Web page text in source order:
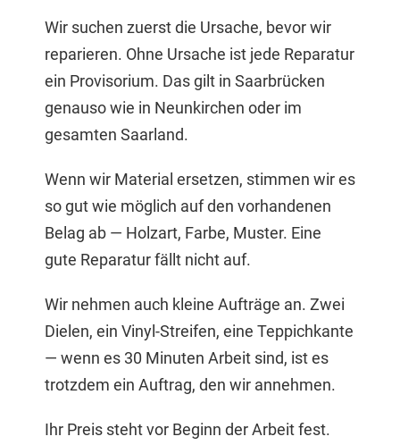
Wir suchen zuerst die Ursache, bevor wir
reparieren. Ohne Ursache ist jede Reparatur
ein Provisorium. Das gilt in Saarbrücken
genauso wie in Neunkirchen oder im
gesamten Saarland.
Wenn wir Material ersetzen, stimmen wir es
so gut wie möglich auf den vorhandenen
Belag ab — Holzart, Farbe, Muster. Eine
gute Reparatur fällt nicht auf.
Wir nehmen auch kleine Aufträge an. Zwei
Dielen, ein Vinyl-Streifen, eine Teppichkante
— wenn es 30 Minuten Arbeit sind, ist es
trotzdem ein Auftrag, den wir annehmen.
Ihr Preis steht vor Beginn der Arbeit fest.